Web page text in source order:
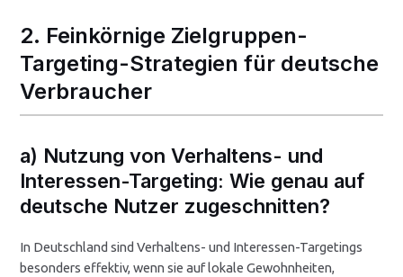
2. Feinkörnige Zielgruppen-
Targeting-Strategien für deutsche
Verbraucher
a) Nutzung von Verhaltens- und
Interessen-Targeting: Wie genau auf
deutsche Nutzer zugeschnitten?
In Deutschland sind Verhaltens- und Interessen-Targetings
besonders effektiv, wenn sie auf lokale Gewohnheiten,